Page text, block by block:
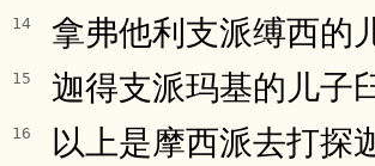
14 拿弗他利支派缚西的
15 迦得支派玛基的儿子
16
以上是摩西派去打探